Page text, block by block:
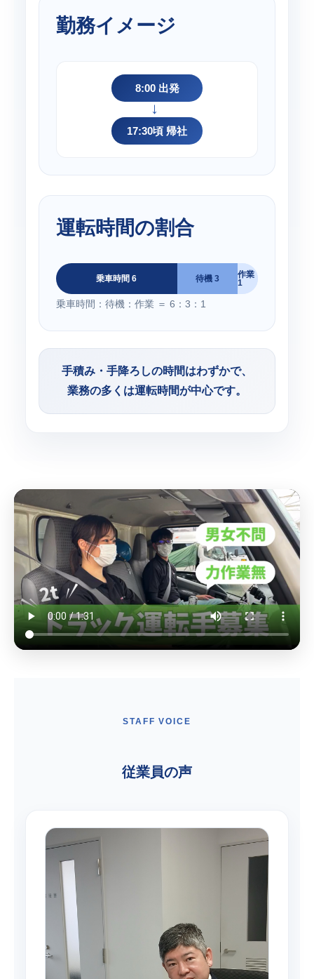
勤務イメージ
8:00 出発
→
17:30頃 帰社
運転時間の割合
乗車時間 6 待機 3
作業
1
乗車時間：待機：作業 ＝ 6：3：1
手積み・手降ろしの時間はわずかで、
業務の多くは運転時間が中心です。
STAFF VOICE
従業員の声